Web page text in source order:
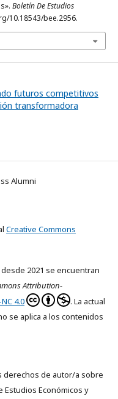
Boletín De Estudios
10.18543/bee.2956.
futuros competitivos
transformadora
Alumni
Creative Commons
2021 se encuentran
Attribution-
NC 4.0
. La actual
se aplica a los contenidos
derechos de autor/a sobre
Económicos y